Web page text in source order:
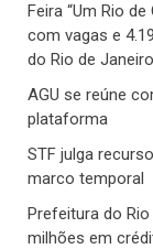
Feira “Um Rio
com vagas e
do Rio de Janeiro
AGU se reúne
plataforma
STF julga
marco temporal
Prefeitura do
milhões em